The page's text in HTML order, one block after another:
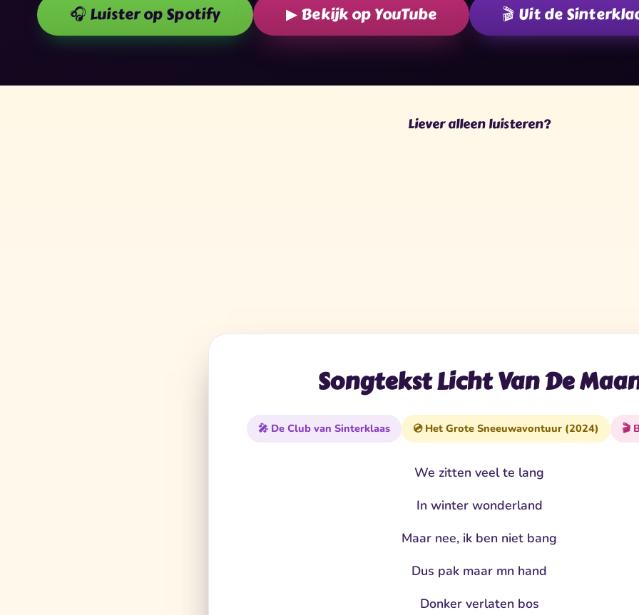
🎧 Luister op Spotify ▶ Bekijk op YouTube 🎬 Uit de
Liever alleen luisteren?
Songtekst Licht Van De
🎤 De Club van Sinterklaas 💿 Het Grote Sneeuwavontuur (2024) 🎬
We zitten veel te lang
In winter wonderland
Maar nee, ik ben niet bang
Dus pak maar mn hand
Donker verlaten bos